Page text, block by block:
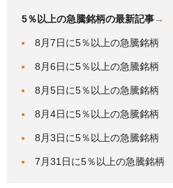
5％以上の急騰銘柄の最新記事→
8月7日に5％以上の急騰銘柄
8月6日に5％以上の急騰銘柄
8月5日に5％以上の急騰銘柄
8月4日に5％以上の急騰銘柄
8月3日に5％以上の急騰銘柄
7月31日に5％以上の急騰銘柄